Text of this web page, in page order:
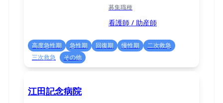
募集職種
看護師 / 助産師
高度急性期 急性期 回復期 慢性期
二次救急
三次救急
その他
江田記念病院